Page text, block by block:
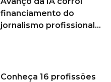
financiamento do
jornalismo profissional...
Conheça 16 profissões